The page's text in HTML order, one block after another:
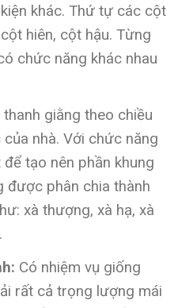
khác. Thứ tự các cột
hiên, cột hậu. Từng
chức năng khác nhau
giằng theo chiều
nhà. Với chức năng
tạo nên phần khung
được phân chia thành
xà thượng, xà hạ, xà
Có nhiệm vụ giống
rất cả trọng lượng mái